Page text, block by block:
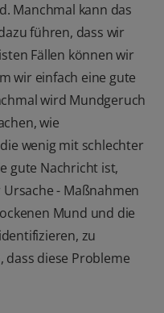
Manchmal kann das
führen, dass wir
Fällen können wir
wir einfach eine gute
wird Mundgeruch
wie
wenig mit schlechter
gute Nachricht ist,
- Maßnahmen
Mund und die
zu
diese Probleme